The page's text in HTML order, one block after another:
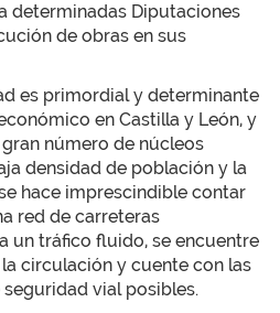
determinadas Diputaciones
de obras en sus
es primordial y determinante
en Castilla y León, y
número de núcleos
densidad de población y la
hace imprescindible contar
red de carreteras
un tráfico fluido, se encuentre
circulación y cuente con las
vial posibles.